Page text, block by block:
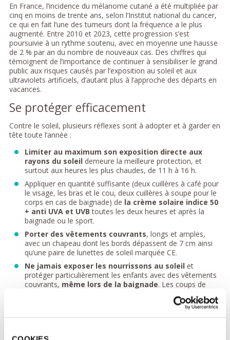
En France, l’incidence du mélanome cutané a été multipliée par
cinq en moins de trente ans, selon l’Institut national du cancer,
ce qui en fait l’une des tumeurs dont la fréquence a le plus
augmenté. Entre 2010 et 2023, cette progression s’est
poursuivie à un rythme soutenu, avec en moyenne une hausse
de 2 % par an du nombre de nouveaux cas. Des chiffres qui
témoignent de l’importance de continuer à sensibiliser le grand
public aux risques causés par l’exposition au soleil et aux
ultraviolets artificiels, d’autant plus à l’approche des départs en
vacances.
Se protéger efficacement
Contre le soleil, plusieurs réflexes sont à adopter et à garder en
tête toute l’année :
Limiter au maximum son exposition directe aux
rayons du soleil demeure la meilleure protection, et
surtout aux heures les plus chaudes, de 11 h à 16 h.
Appliquer en quantité suffisante (deux cuillères à café pour
le visage, les bras et le cou, deux cuillères à soupe pour le
corps en cas de baignade) de la crème solaire indice 50
+ anti UVA et UVB toutes les deux heures et après la
baignade ou le sport.
Porter des vêtements couvrants, longs et amples,
avec un chapeau dont les bords dépassent de 7 cm ainsi
qu’une paire de lunettes de soleil marquée CE.
Ne jamais exposer les nourrissons au soleil et
protéger particulièrement les enfants avec des vêtements
couvrants, même lors de la baignade. Les coups de